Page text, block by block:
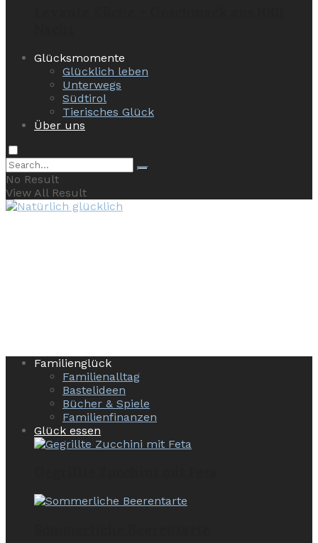
Glücksmomente
Glücklich leben
Unterwegs
Südtirol
Tierisches Glück
Über uns
No Result
View All Result
Familienglück
Familienalltag
Bastelideen
Bücher & Spiele
Familienfinanzen
Glück essen